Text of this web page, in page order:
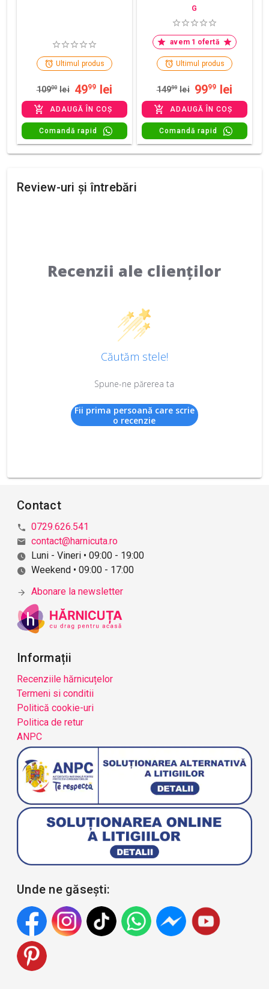
Ultimul produs
10900 lei 4999 lei
ADAUGĂ ÎN COȘ
Comandă rapid
G
avem 1 ofertă
Ultimul produs
14999 lei 9999 lei
ADAUGĂ ÎN COȘ
Comandă rapid
Review-uri și întrebări
Recenzii ale clienților
Căutăm stele!
Spune-ne părerea ta
Fii prima persoană care scrie
o recenzie
Contact
0729.626.541
contact@harnicuta.ro
Luni - Vineri • 09:00 - 19:00
Weekend • 09:00 - 17:00
Abonare la newsletter
Informații
Recenziile hărnicuțelor
Termeni si conditii
Politică cookie-uri
Politica de retur
ANPC
Unde ne găsești: